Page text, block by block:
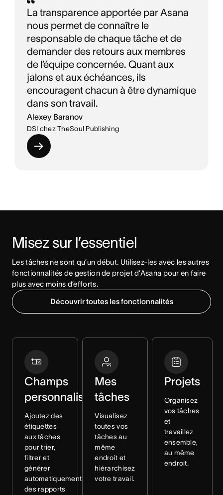
La transparence apportée par Asana
nous permet de connaître le
responsable de chaque tâche et de
demander des retours aux membres
de l’équipe concernée. Quant aux
jalons et aux échéances, ils
encouragent chacun à être dynamique
dans son travail.
Alexey Baranov
DSI chez TheSoul Publishing
Misez sur l’essentiel
Les tâches ne sont qu’un début. Utilisez-les avec les autres
fonctionnalités de gestion de projet d’Asana pour en faire
plus avec moins d’efforts.
Découvrir toutes les fonctionnalités
Champs
personnalisés
Ajoutez des
étiquettes
aux tâches
pour trier,
filtrer et
générer
automatiquement
des rapports
Mes
tâches
Visualisez
toutes vos
tâches au
même
endroit et
hiérarchisez
votre travail.
Projets
Organisez
vos tâches
et
travaillez
ensemble,
au même
endroit.